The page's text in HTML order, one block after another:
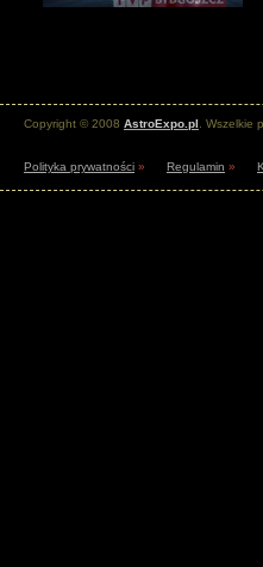
Copyright © 2008 AstroExpo.pl . Wszelkie
Polityka prywatności » Regulamin »